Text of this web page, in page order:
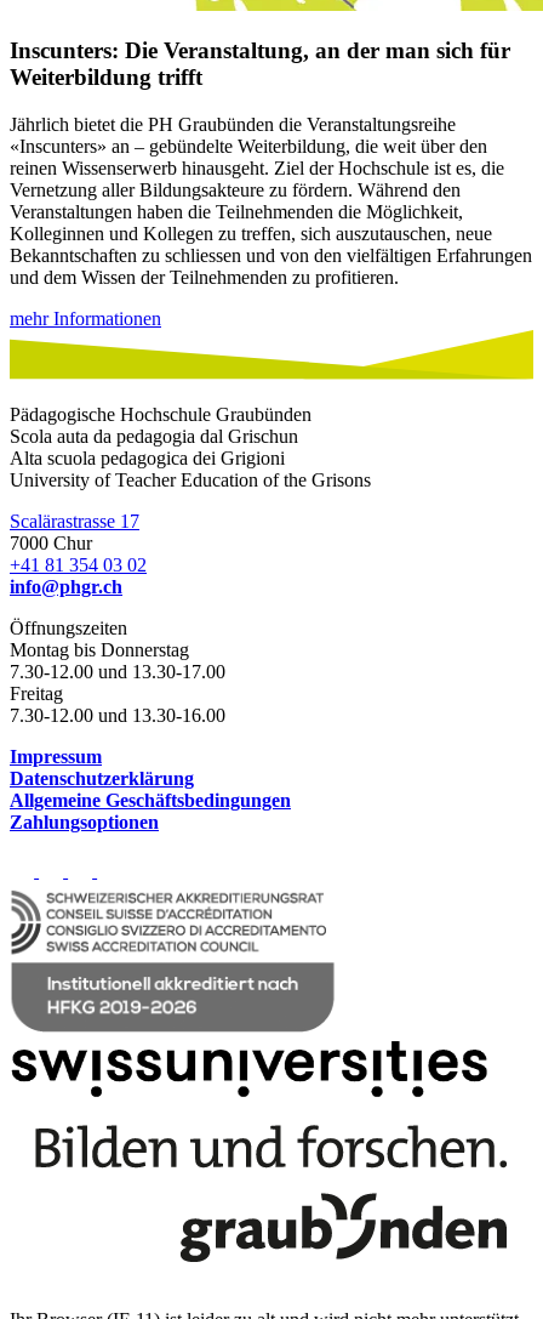
Inscunters: Die Veranstaltung, an der man sich für
Weiterbildung trifft
Jährlich bietet die PH Graubünden die Veranstaltungsreihe
«Inscunters» an – gebündelte Weiterbildung, die weit über den
reinen Wissenserwerb hinausgeht. Ziel der Hochschule ist es, die
Vernetzung aller Bildungsakteure zu fördern. Während den
Veranstaltungen haben die Teilnehmenden die Möglichkeit,
Kolleginnen und Kollegen zu treffen, sich auszutauschen, neue
Bekanntschaften zu schliessen und von den vielfältigen Erfahrungen
und dem Wissen der Teilnehmenden zu profitieren.
mehr Informationen
Pädagogische Hochschule Graubünden
Scola auta da pedagogia dal Grischun
Alta scuola pedagogica dei Grigioni
University of Teacher Education of the Grisons
Scalärastrasse 17
7000 Chur
+41 81 354 03 02
info@phgr.ch
Öffnungszeiten
Montag bis Donnerstag
7.30-12.00 und 13.30-17.00
Freitag
7.30-12.00 und 13.30-16.00
Impressum
Datenschutzerklärung
Allgemeine Geschäftsbedingungen
Zahlungsoptionen